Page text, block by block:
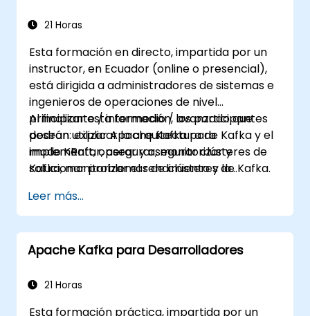
21 Horas
Esta formación en directo, impartida por un
instructor, en Ecuador (online o presencial),
está dirigida a administradores de sistemas e
ingenieros de operaciones de nivel
principiante / intermedio / avanzado que
desean utilizar Apache Kafka para
implementar, asegurar, monitorizar y
solucionar problemas de clústeres de Kafka.
Al finalizar esta formación, los participantes
podrán: explicar la arquitectura de Kafka y el
modo KRaft, operar y asegurar clústeres de
Kafka, monitorizar el rendimiento y la
producción.
Leer más...
Apache Kafka para Desarrolladores
21 Horas
Esta formación práctica, impartida por un